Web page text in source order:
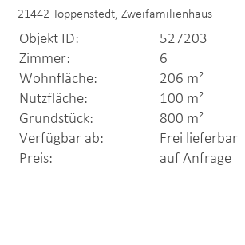
21442 Toppenstedt, Zweifamilienhaus
Objekt ID:
527203
Zimmer:
6
Wohnfläche:
206 m²
Nutzfläche:
100 m²
Grundstück:
800 m²
Verfügbar ab:
Frei lieferbar
Preis:
auf Anfrage